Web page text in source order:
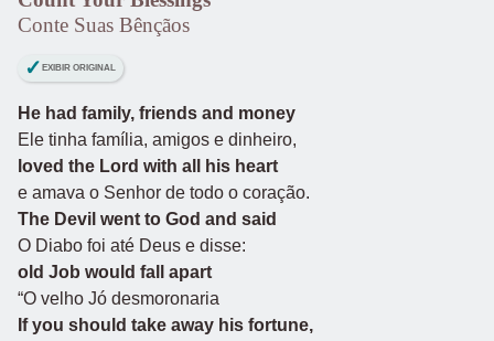
Conte Suas Bênçãos
EXIBIR ORIGINAL
He had family, friends and money
Ele tinha família, amigos e dinheiro,
loved the Lord with all his heart
e amava o Senhor de todo o coração.
The Devil went to God and said
O Diabo foi até Deus e disse:
old Job would fall apart
“O velho Jó desmoronaria
If you should take away his fortune,